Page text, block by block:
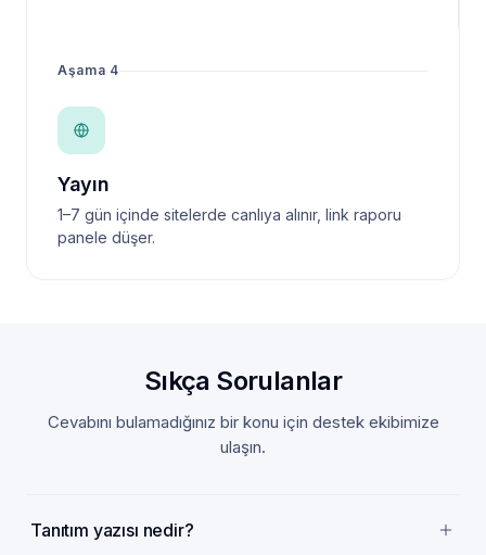
Aşama 4
Yayın
1–7 gün içinde sitelerde canlıya alınır, link raporu
panele düşer.
Sıkça Sorulanlar
Cevabını bulamadığınız bir konu için destek ekibimize
ulaşın.
Tanıtım yazısı nedir?